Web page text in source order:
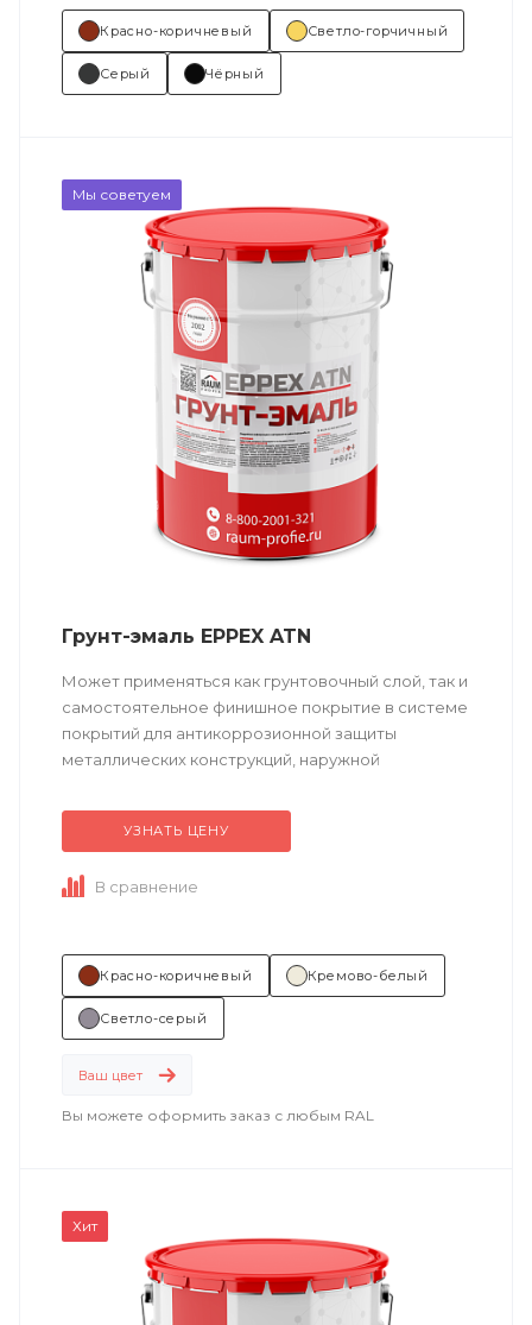
Красно-коричневый Светло-горчичный
Серый Чёрный
Мы советуем
Грунт-эмаль EPPEX ATN
Может применяться как грунтовочный слой, так и
самостоятельное финишное покрытие в системе
покрытий для антикоррозионной защиты
металлических конструкций, наружной
изделий машиностроения,...
УЗНАТЬ ЦЕНУ
В сравнение
Красно-коричневый Кремово-белый
Светло-серый
Ваш цвет
Вы можете оформить заказ с любым RAL
Хит